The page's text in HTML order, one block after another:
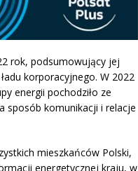
rok, podsumowujący jej
korporacyjnego. W 2022
energii pochodziło ze
sposób komunikacji i relacje
mieszkańców Polski,
energetycznej kraju, w